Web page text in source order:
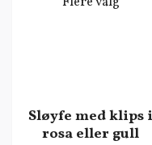
Sløyfe med klips i
rosa eller gull